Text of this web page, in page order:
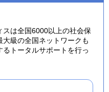
スは全国6000以上の社会保
級の全国ネットワークも
トータルサポートを行っ